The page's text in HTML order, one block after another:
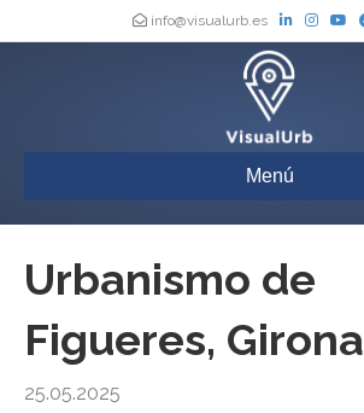
info@visualurb.es
Menú
Urbanismo de
Figueres, Girona
25.05.2025